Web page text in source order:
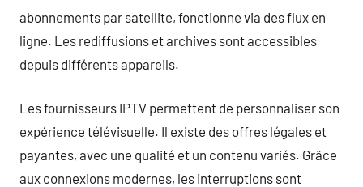
abonnements par satellite, fonctionne via des flux en
ligne. Les rediffusions et archives sont accessibles
depuis différents appareils.
Les fournisseurs IPTV permettent de personnaliser son
expérience télévisuelle. Il existe des offres légales et
payantes, avec une qualité et un contenu variés. Grâce
aux connexions modernes, les interruptions sont